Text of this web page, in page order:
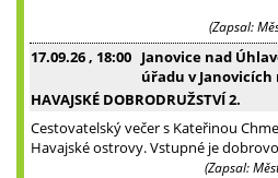
(Zapsal:
17.09.26 , 18:00 Janovice nad
úřadu v Janovicích
HAVAJSKÉ DOBRODRUŽSTVÍ 2.
Cestovatelský večer s Kateřinou
Havajské ostrovy. Vstupné je
(Zapsal: